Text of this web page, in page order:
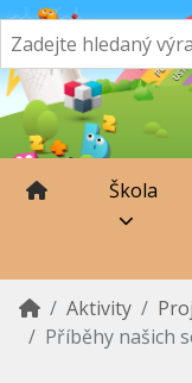
Škola
Aktivity
Příběhy našich